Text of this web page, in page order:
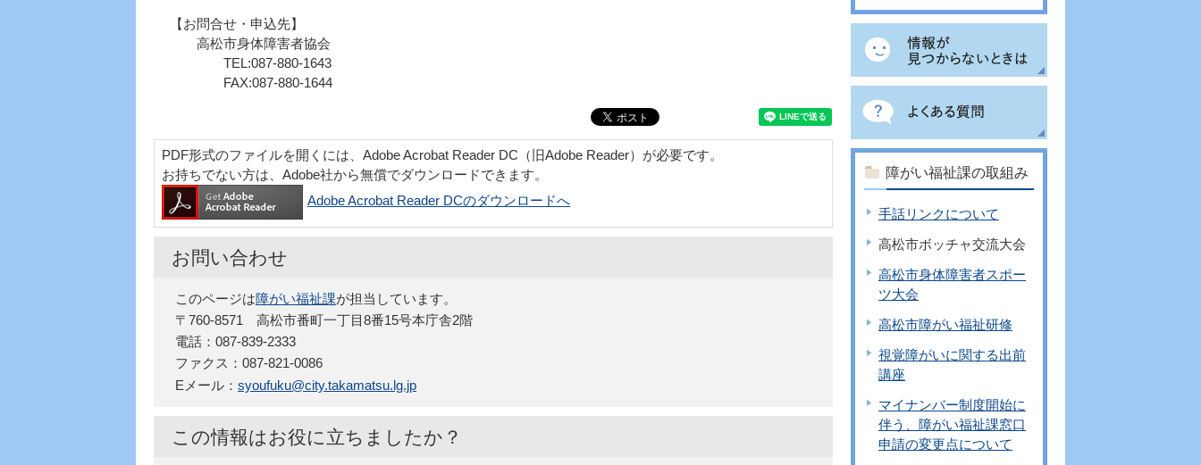
【お問合せ・申込先】
高松市身体障害者協会
TEL:087-880-1643
FAX:087-880-1644
PDF形式のファイルを開くには、Adobe Acrobat Reader DC（旧Adobe Reader）が必要です。
お持ちでない方は、Adobe社から無償でダウンロードできます。
Adobe Acrobat Reader DCのダウンロードへ
お問い合わせ
このページは障がい福祉課が担当しています。
〒760-8571 高松市番町一丁目8番15号本庁舎2階
電話：087-839-2333
ファクス：087-821-0086
Eメール： syoufuku@city.takamatsu.lg.jp
この情報はお役に立ちましたか？
障がい福祉課の取組み
手話リンクについて
高松市ボッチャ交流大会
高松市身体障害者スポー
ツ大会
高松市障がい福祉研修
視覚障がいに関する出前
講座
マイナンバー制度開始に
伴う、障がい福祉課窓口
申請の変更点について